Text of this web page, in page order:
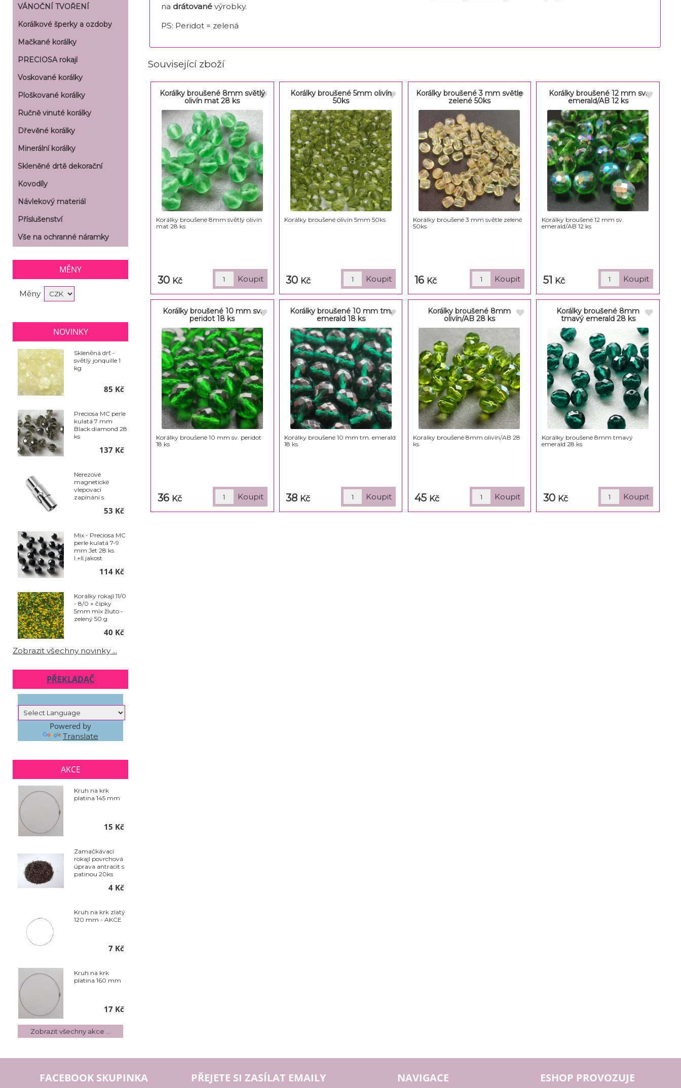
na drátovanévýrobky.
PS: Peridot = zelená
Související zboží
Korálky broušené 8mm světlý
olivín mat 28 ks
Korálky broušené 8mm světlý olivín
mat 28 ks
30 Kč
Korálky broušené 5mm olivín
50ks
Korálky broušené olivín 5mm 50ks
30 Kč
Korálky broušené 3 mm světle
zelené 50ks
Korálky broušené 3 mm světle zelené
50ks
16 Kč
Korálky broušené 12 mm sv.
emerald/AB 12 ks
Korálky broušené 12 mm sv.
emerald/AB 12 ks
51 Kč
Korálky broušené 10 mm sv.
peridot 18 ks
Korálky broušené 10 mm sv. peridot
18 ks
36 Kč
Korálky broušené 10 mm tm.
emerald 18 ks
Korálky broušené 10 mm tm. emerald
18 ks
38 Kč
Korálky broušené 8mm
olivín/AB 28 ks
Korálky broušené 8mm olivín/AB 28
ks
45 Kč
Korálky broušené 8mm
tmavý emerald 28 ks
Korálky broušené 8mm tmavý
emerald 28 ks
30 Kč
VÁNOČNÍ TVOŘENÍ
Korálkové šperky a ozdoby
Mačkané korálky
PRECIOSA rokajl
Voskované korálky
Ploškované korálky
Ručně vinuté korálky
Dřevěné korálky
Minerální korálky
Skleněné drtě dekorační
Kovodíly
Návlekový materiál
Příslušenství
Vše na ochranné náramky
MĚNY
Měny
NOVINKY
Skleněná drť -
světlý jonquille 1
kg
85 Kč
Preciosa MC perle
kulatá 7 mm
Black diamond 28
ks
137 Kč
Nerezové
magnetické
vlepovací
zapínání s
53 Kč
Mix - Preciosa MC
perle kulatá 7-9
mm Jet 28 ks
I.+II.jakost
114 Kč
Korálky rokajl 11/0
- 8/0 + čípky
5mm mix žluto -
zelený 50 g
40 Kč
Zobrazit všechny novinky ...
PŘEKLADAČ
Powered by
Translate
AKCE
Kruh na krk
platina 145 mm
15 Kč
Zamačkávací
rokajl povrchová
úprava antracit s
patinou 20ks
4 Kč
Kruh na krk zlatý
120 mm - AKCE
7 Kč
Kruh na krk
platina 160 mm
17 Kč
Zobrazit všechny akce ...
FACEBOOK SKUPINKA
PŘEJETE SI ZASÍLAT EMAILY
NAVIGACE ESHOP PROVOZUJE